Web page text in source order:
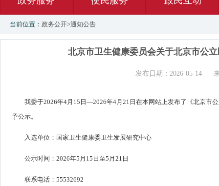
当前位置： 政务公开>通知公告
北京市卫生健康委员会关于北京市公
发布日期：2026-05-14
我委于2026年4月15日—2026年4月21日在本网站上发布了《北京市
予公示。
入选单位：国家卫生健康委卫生发展研究中心
公示时间：2026年5月15日至5月21日
联系电话：55532692